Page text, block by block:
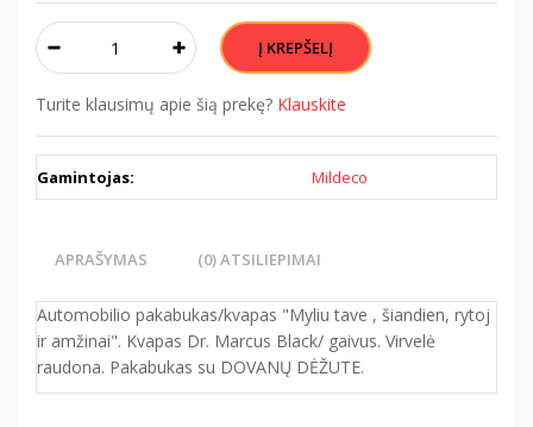
Turite klausimų apie šią prekę? Klauskite
Gamintojas: Mildeco
APRAŠYMAS (0) ATSILIEPIMAI
Automobilio pakabukas/kvapas "Myliu tave , šiandien, rytoj
ir amžinai". Kvapas Dr. Marcus Black/ gaivus. Virvelė
raudona. Pakabukas su DOVANŲ DĖŽUTE.